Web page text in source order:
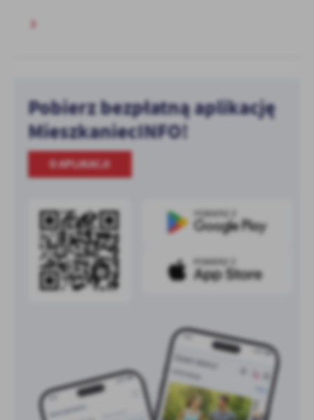
Pobierz bezpłatną aplikację
MieszkaniecINFO!
O APLIKACJI